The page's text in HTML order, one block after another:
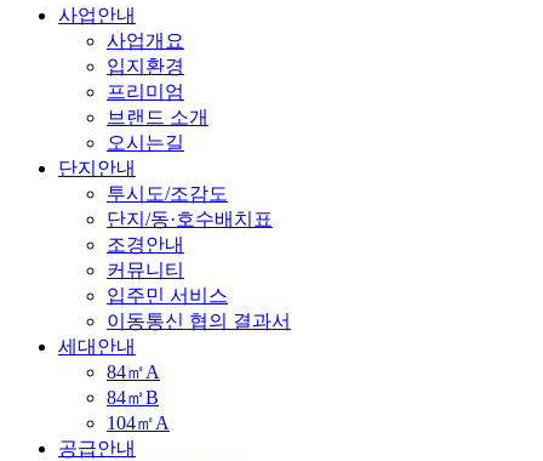
사업안내
사업개요
입지환경
프리미엄
브랜드 소개
오시는길
단지안내
투시도/조감도
단지/동·호수배치표
조경안내
커뮤니티
입주민 서비스
이동통신 협의 결과서
세대안내
84㎡A
84㎡B
104㎡A
공급안내